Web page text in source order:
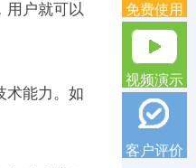
用户就可以
术能力。如
免费使用
视频演示
客户评价